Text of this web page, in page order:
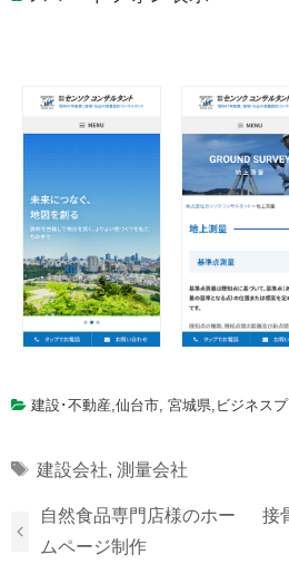
建設･不動産 仙台市 宮城県 ビジネス
Tags
建設会社, 測量会社
自然食品専門店様のホー
ムページ制作
接